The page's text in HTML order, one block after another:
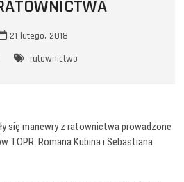
21 lutego, 2018
ratownictwo
się manewry z ratownictwa prowadzone
TOPR: Romana Kubina i Sebastiana